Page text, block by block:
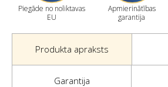
Piegāde no noliktavas
EU
Apmierinātības
garantija
Produkta apraksts
Garantija